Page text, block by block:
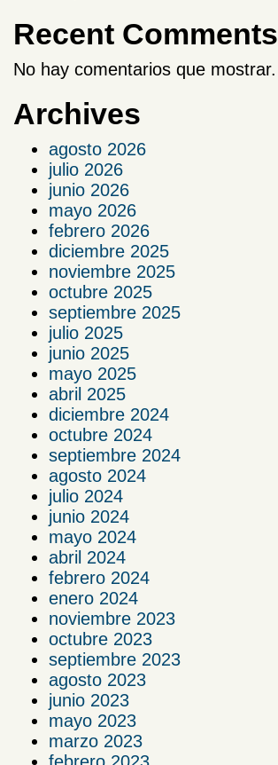
Recent Comments
No hay comentarios que mostrar.
Archives
agosto 2026
julio 2026
junio 2026
mayo 2026
febrero 2026
diciembre 2025
noviembre 2025
octubre 2025
septiembre 2025
julio 2025
junio 2025
mayo 2025
abril 2025
diciembre 2024
octubre 2024
septiembre 2024
agosto 2024
julio 2024
junio 2024
mayo 2024
abril 2024
febrero 2024
enero 2024
noviembre 2023
octubre 2023
septiembre 2023
agosto 2023
junio 2023
mayo 2023
marzo 2023